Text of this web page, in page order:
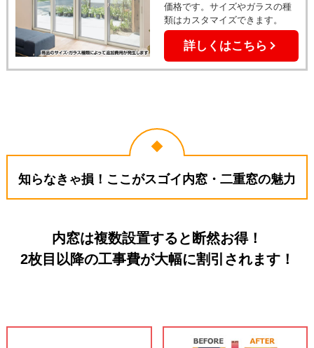
価格です。サイズやガラスの種
類はカスタマイズできます。
詳しくはこちら
知らなきゃ損！ここがスゴイ内窓・二重窓の魅力
内窓は複数設置すると断然お得！
2枚目以降の工事費が大幅に割引されます！